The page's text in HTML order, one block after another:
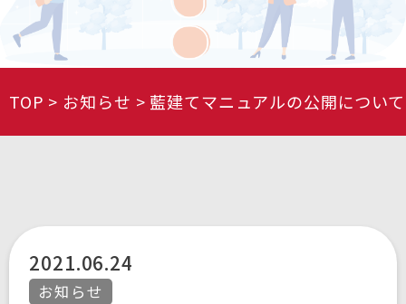
TOP お知らせ 藍建てマニュアルの公開につい
2021.06.24
お知らせ